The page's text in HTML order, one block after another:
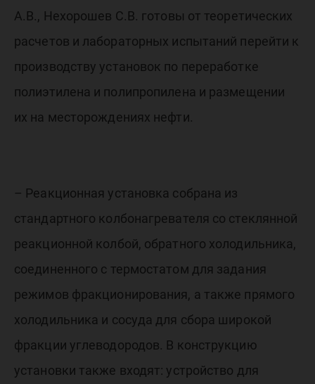
А.В., Нехорошев С.В. готовы от теоретических
расчетов и лабораторных испытаний перейти к
производству установок по переработке
полиэтилена и полипропилена и размещении
их на месторождениях нефти.
– Реакционная установка собрана из
стандартного колбонагревателя со стеклянной
реакционной колбой, обратного холодильника,
соединенного с термостатом для задания
режимов фракционирования, а также прямого
холодильника и сосуда для сбора широкой
фракции углеводородов. В конструкцию
установки также входят: устройство для